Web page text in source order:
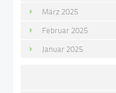
März 2025
Februar 2025
Januar 2025